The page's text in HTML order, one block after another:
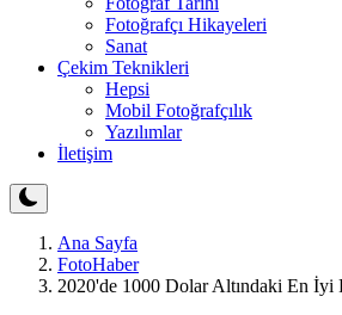
Fotoğrafçı Hikayeleri
Sanat
Çekim Teknikleri
Hepsi
Mobil Fotoğrafçılık
Yazılımlar
İletişim
Ana Sayfa
FotoHaber
2020'de 1000 Dolar Altındaki En İyi